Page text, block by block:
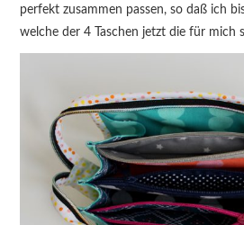
perfekt zusammen passen, so daß ich
welche der 4 Taschen jetzt die für mich